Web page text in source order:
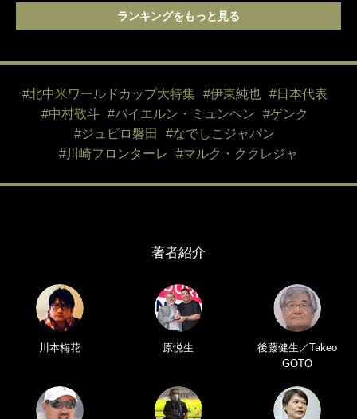
ランキングをもっと見る
#北中米ワールドカップ大特集 #伊東純也
#日本代表
#中村敬斗
#バイエルン・ミュンヘン
#ゲンク
#ジュビロ磐田
#なでしこジャパン
#川崎フロンターレ
#マルク・ククレジャ
著者紹介
川本梅花 原悦生
後藤健生／Takeo
GOTO